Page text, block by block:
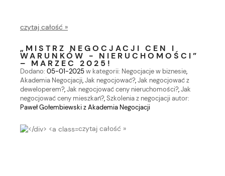
czytaj całość »
„MISTRZ NEGOCJACJI CEN I
WARUNKÓW - NIERUCHOMOŚCI”
– MARZEC 2025!
Dodano: 05-01-2025w kategorii: Negocjacje w biznesie,
Akademia Negocjacji,Jak negocjować?,Jak negocjować z
deweloperem?,Jak negocjować ceny nieruchomości?,Jak
negocjować ceny mieszkań?,Szkolenia z negocjacji autor:
Paweł Gołembiewski z Akademia Negocjacji
czytaj całość »